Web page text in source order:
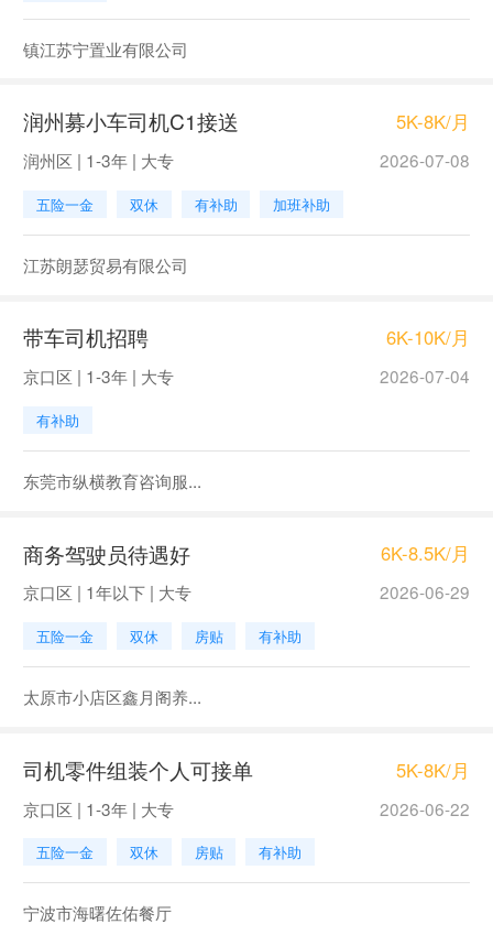
镇江苏宁置业有限公司
润州募小车司机C1接送 5K-8K/月
润州区 | 1-3年 | 大专 2026-07-08
五险一金 双休 有补助 加班补助
江苏朗瑟贸易有限公司
带车司机招聘 6K-10K/月
京口区 | 1-3年 | 大专 2026-07-04
有补助
东莞市纵横教育咨询服...
商务驾驶员待遇好 6K-8.5K/月
京口区 | 1年以下 | 大专 2026-06-29
五险一金 双休 房贴 有补助
太原市小店区鑫月阁养...
司机零件组装个人可接单 5K-8K/月
京口区 | 1-3年 | 大专 2026-06-22
五险一金 双休 房贴 有补助
宁波市海曙佐佑餐厅